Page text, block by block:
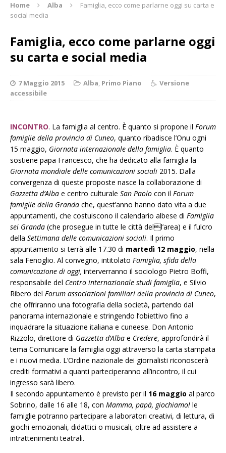
Home Alba
Famiglia, ecco come parlarne oggi su carta e
social media
Famiglia, ecco come parlarne oggi
su carta e social media
7 Maggio 2015 Alba, Primo Piano
Versione
accessibile
INCONTRO. La famiglia al centro. È quanto si propone il Forum
famiglie della provincia di Cuneo, quanto ribadisce l’Onu ogni
15 maggio, Giornata internazionale della famiglia. È quanto
sostiene papa Francesco, che ha dedicato alla famiglia la
Giornata mondiale delle comunicazioni sociali 2015. Dalla
convergenza di queste proposte nasce la collaborazione di
Gazzetta d’Alba e centro culturale San Paolo con il Forum
famiglie della Granda che, quest’anno hanno dato vita a due
appuntamenti, che costuiscono il calendario albese di Famiglia
sei Granda (che prosegue in tutte le città dell’area) e il fulcro
della Settimana delle comunicazioni sociali. Il primo
appuntamento si terrà alle 17.30 di martedì 12 maggio, nella
sala Fenoglio. Al convegno, intitolato Famiglia, sfida della
comunicazione di oggi, interverranno il sociologo Pietro Boffi,
responsabile del Centro internazionale studi famiglia, e Silvio
Ribero del Forum associazioni familiari della provincia di Cuneo,
che offriranno una fotografia della società, partendo dal
panorama internazionale e stringendo l’obiettivo fino a
inquadrare la situazione italiana e cuneese. Don Antonio
Rizzolo, direttore di Gazzetta d’Alba e Credere, approfondirà il
tema Comunicare la famiglia oggi attraverso la carta stampata
e i nuovi media. L’Ordine nazionale dei giornalisti riconoscerà
crediti formativi a quanti parteciperanno all’incontro, il cui
ingresso sarà libero.
Il secondo appuntamento è previsto per il 16 maggio al parco
Sobrino, dalle 16 alle 18, con Mamma, papà, giochiamo! le
famiglie potranno partecipare a laboratori creativi, di lettura, di
giochi emozionali, didattici o musicali, oltre ad assistere a
intrattenimenti teatrali.